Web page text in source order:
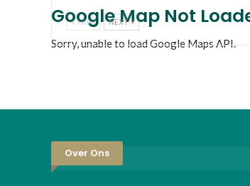
Google Map Not
Sorry, unable to load Google Maps API.
PREV NEXT
Over Ons